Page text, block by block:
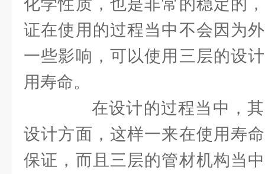
化学性质，也是非常的稳定的
证在使用的过程当中不会因为
一些影响，可以使用三层的设
用寿命。
在设计的过程当中，其
设计方面，这样一来在使用寿
保证，而且三层的管材机构当